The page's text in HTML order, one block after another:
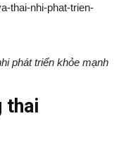
phát triển khỏe mạnh
thai